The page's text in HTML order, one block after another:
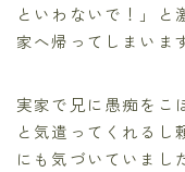
といわないで！」と
家へ帰ってしまいま
実家で兄に愚痴をこ
と気遣ってくれる
にも気づいていまし